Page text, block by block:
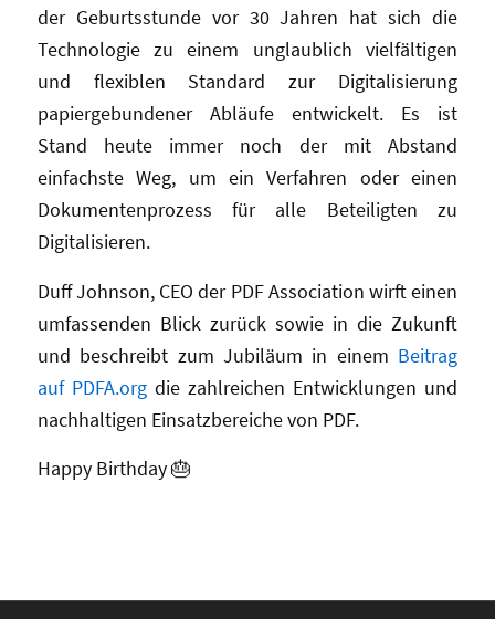
der Geburtsstunde vor 30 Jahren hat sich die
Technologie zu einem unglaublich vielfältigen
und flexiblen Standard zur Digitalisierung
papiergebundener Abläufe entwickelt. Es ist
Stand heute immer noch der mit Abstand
einfachste Weg, um ein Verfahren oder einen
Dokumentenprozess für alle Beteiligten zu
Digitalisieren.
Duff Johnson, CEO der PDF Association wirft einen
umfassenden Blick zurück sowie in die Zukunft
und beschreibt zum Jubiläum in einem Beitrag
auf PDFA.orgdie zahlreichen Entwicklungen und
nachhaltigen Einsatzbereiche von PDF.
Happy Birthday 🎂